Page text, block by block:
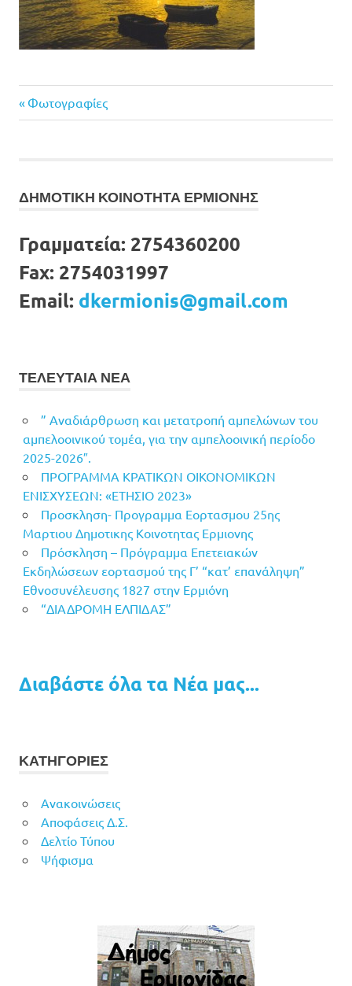
Πλοήγηση
Previous
Post:
Φωτογραφίες
ΔΗΜΟΤΙΚΗ ΚΟΙΝΟΤΗΤΑ ΕΡΜΙΟΝΗΣ
Γραμματεία: 2754360200
Fax: 2754031997
Email: dkermionis@gmail.com
ΤΕΛΕΥΤΑΙΑ ΝΕΑ
” Αναδιάρθρωση και μετατροπή αμπελώνων του
αμπελοοινικού τομέα, για την αμπελοοινική περίοδο
2025-2026″.
ΠΡΟΓΡΑΜΜΑ ΚΡΑΤΙΚΩΝ ΟΙΚΟΝΟΜΙΚΩΝ
ΕΝΙΣΧΥΣΕΩΝ: «ΕΤΗΣΙΟ 2023»
Προσκληση- Προγραμμα Εορτασμου 25ης
Μαρτιου Δημοτικης Κοινοτητας Ερμιονης
Πρόσκληση – Πρόγραμμα Επετειακών
Εκδηλώσεων εορτασμού της Γ’ “κατ’ επανάληψη”
Εθνοσυνέλευσης 1827 στην Ερμιόνη
“ΔΙΑΔΡΟΜΗ ΕΛΠΙΔΑΣ”
Διαβάστε όλα τα Νέα μας...
ΚΑΤΗΓΟΡΙΕΣ
Ανακοινώσεις
Αποφάσεις Δ.Σ.
Δελτίο Τύπου
Ψήφισμα